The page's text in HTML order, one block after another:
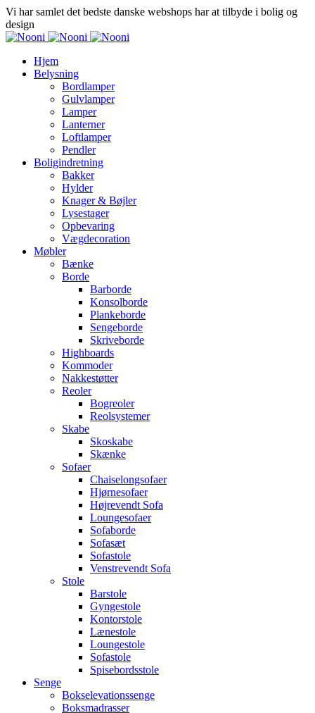
Vi har samlet det bedste danske webshops har at tilbyde i bolig og
design
Hjem
Belysning
Bordlamper
Gulvlamper
Lamper
Lanterner
Loftlamper
Pendler
Boligindretning
Bakker
Hylder
Knager & Bøjler
Lysestager
Opbevaring
Vægdecoration
Møbler
Bænke
Borde
Barborde
Konsolborde
Plankeborde
Sengeborde
Skriveborde
Highboards
Kommoder
Nakkestøtter
Reoler
Bogreoler
Reolsystemer
Skabe
Skoskabe
Skænke
Sofaer
Chaiselongsofaer
Hjørnesofaer
Højrevendt Sofa
Loungesofaer
Sofaborde
Sofasæt
Sofastole
Venstrevendt Sofa
Stole
Barstole
Gyngestole
Kontorstole
Lænestole
Loungestole
Sofastole
Spisebordsstole
Senge
Bokselevationssenge
Boksmadrasser